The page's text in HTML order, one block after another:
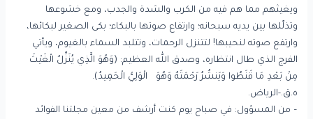
ويغيثهم مما هم فيه من الكرب والشدة والجدب، ومع خشوعها
وتذلّلها بين يديه سبحانه؛ وارتفاع صوتها بالبكاء؛ بكى الصغير لبكائها،
وارتفع صوته لنحيبها! لتتنزل الرحمات، وتتلبد السماء بالغيوم، ويأتي
الفرج الذي طال انتظاره، وصدق الله العظيم: (وَهُوَ الَّذِي يُنَزِّلُ الْغَيْثَ
مِنْ بَعْدِ مَا قَنَطُوا وَيَنشُرُ رَحْمَتَهُ وَهُوَ الْوَلِيُّ الْحَمِيدُ).
ه.ق.-الرياض.
– من المسؤول: في صباح يوم كنت أرشف من معين مجلتنا الفوائد